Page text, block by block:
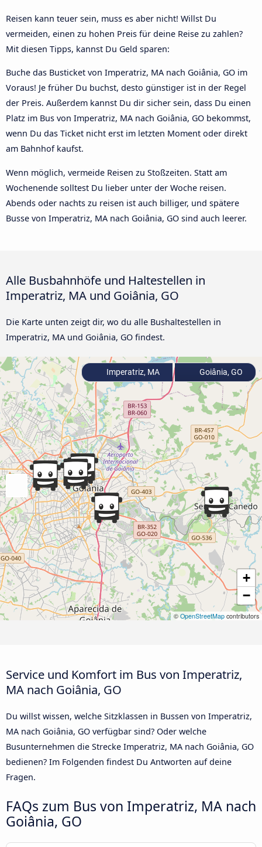
Reisen kann teuer sein, muss es aber nicht! Willst Du
vermeiden, einen zu hohen Preis für deine Reise zu zahlen?
Mit diesen Tipps, kannst Du Geld sparen:
Buche das Busticket von Imperatriz, MA nach Goiânia, GO im
Voraus! Je früher Du buchst, desto günstiger ist in der Regel
der Preis. Außerdem kannst Du dir sicher sein, dass Du einen
Platz im Bus von Imperatriz, MA nach Goiânia, GO bekommst,
wenn Du das Ticket nicht erst im letzten Moment oder direkt
am Bahnhof kaufst.
Wenn möglich, vermeide Reisen zu Stoßzeiten. Statt am
Wochenende solltest Du lieber unter der Woche reisen.
Abends oder nachts zu reisen ist auch billiger, und spätere
Busse von Imperatriz, MA nach Goiânia, GO sind auch leerer.
Alle Busbahnhöfe und Haltestellen in
Imperatriz, MA und Goiânia, GO
Die Karte unten zeigt dir, wo du alle Bushaltestellen in
Imperatriz, MA und Goiânia, GO findest.
+
−
© OpenStreetMap contributors
Imperatriz, MA Goiânia, GO
Service und Komfort im Bus von Imperatriz,
MA nach Goiânia, GO
Du willst wissen, welche Sitzklassen in Bussen von Imperatriz,
MA nach Goiânia, GO verfügbar sind? Oder welche
Busunternehmen die Strecke Imperatriz, MA nach Goiânia, GO
bedienen? Im Folgenden findest Du Antworten auf deine
Fragen.
FAQs zum Bus von Imperatriz, MA nach
Goiânia, GO